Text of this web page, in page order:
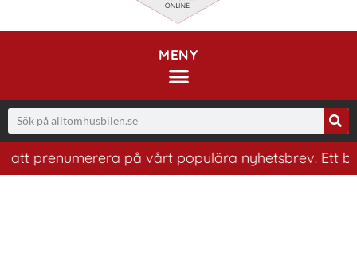
MENY
på vårt populära nyhetsbrev. Ett bra